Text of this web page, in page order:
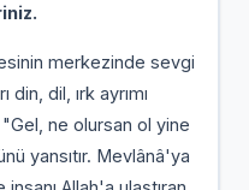
merkezinde sevgi
din, dil, ırk ayrımı
ne olursan ol yine
yansıtır. Mevlânâ'ya